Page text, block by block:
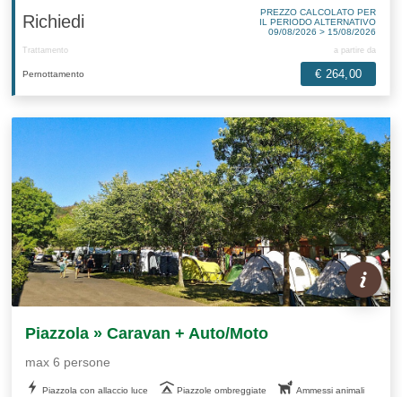
Richiedi
PREZZO CALCOLATO PER
IL PERIODO ALTERNATIVO
09/08/2026 > 15/08/2026
Trattamento a partire da
Pernottamento € 264,00
Piazzola » Caravan + Auto/Moto
max 6 persone
Piazzola con allaccio luce Piazzole ombreggiate Ammessi animali